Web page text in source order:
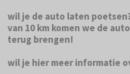
wil je de auto laten
van 10 km komen we de
terug brengen!
wil je hier meer informatie